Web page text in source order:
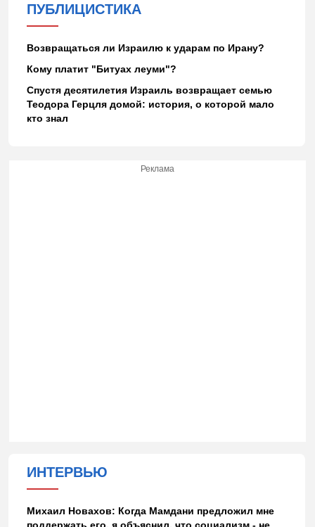
ПУБЛИЦИСТИКА
Возвращаться ли Израилю к ударам по Ирану?
Кому платит "Битуах леуми"?
Спустя десятилетия Израиль возвращает семью
Теодора Герцля домой: история, о которой мало
кто знал
Реклама
ИНТЕРВЬЮ
Михаил Новахов: Когда Мамдани предложил мне
поддержать его, я объяснил, что социализм - не